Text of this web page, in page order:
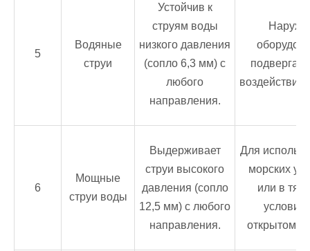
5
Водяные
струи
Устойчив к
струям воды
низкого давления
(сопло 6,3 мм) с
любого
направления.
6
Мощные
струи воды
Выдерживает
струи высокого
давления (сопло
12,5 мм) с любого
направления.
Для
морских
или в
открытом